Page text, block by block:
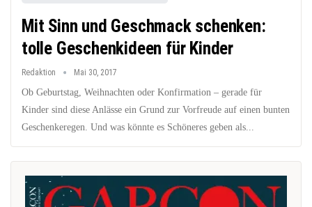
Mit Sinn und Geschmack schenken:
tolle Geschenkideen für Kinder
Redaktion Mai 30, 2017
Ob Geburtstag, Weihnachten oder Konfirmation – gerade für
Kinder sind diese Anlässe ein Grund zur Vorfreude auf einen bunten
Geschenkeregen. Und was könnte es Schöneres geben als...